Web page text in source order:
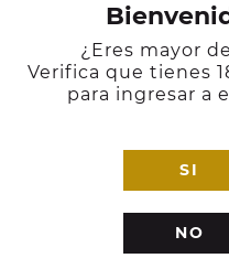
¿Eres mayor
Verifica que tienes
para ingresar a
SI
NO